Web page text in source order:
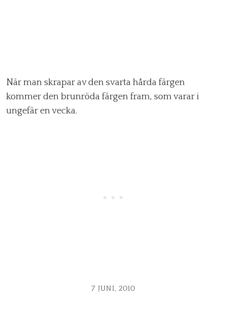
När man skrapar av den svarta hårda färgen
kommer den brunröda färgen fram, som varar i
ungefär en vecka.
7 JUNI, 2010